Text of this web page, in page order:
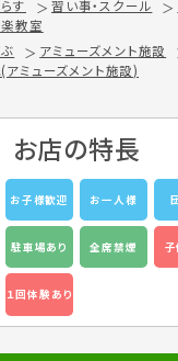
す 習い事・スクール
教室
アミューズメント施設
アミューズメント施設)
お店の特長
お子様歓迎 お一人様
駐車場あり 全席禁煙
１回体験あり